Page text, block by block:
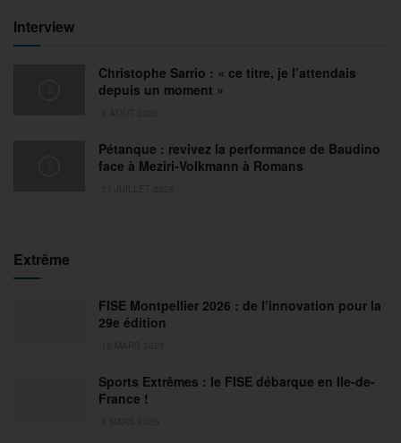
Interview
Christophe Sarrio : « ce titre, je l’attendais
depuis un moment »
Pétanque : revivez la performance de Baudino
face à Meziri-Volkmann à Romans
Extrême
FISE Montpellier 2026 : de l’innovation pour la
29e édition
Sports Extrêmes : le FISE débarque en Ile-de-
France !